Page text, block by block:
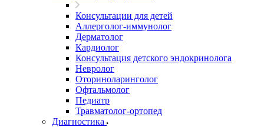
Консультации для детей
Аллерголог-иммунолог
Дерматолог
Кардиолог
Консультация детского эндокринолога
Невролог
Оториноларинголог
Офтальмолог
Педиатр
Травматолог-ортопед
Диагностика